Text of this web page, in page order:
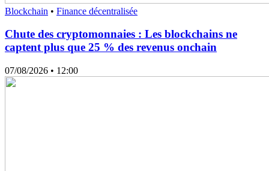
Blockchain • Finance décentralisée
Chute des cryptomonnaies : Les blockchains ne
captent plus que 25 % des revenus onchain
07/08/2026 • 12:00